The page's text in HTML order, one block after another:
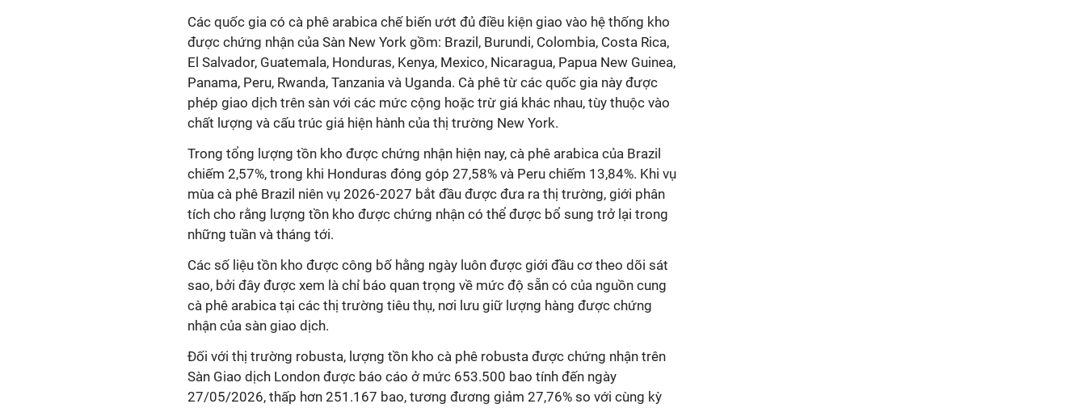
Các quốc gia có cà phê arabica chế biến ướt đủ điều kiện giao vào hệ thống kho
được chứng nhận của Sàn New York gồm: Brazil, Burundi, Colombia, Costa Rica,
El Salvador, Guatemala, Honduras, Kenya, Mexico, Nicaragua, Papua New Guinea,
Panama, Peru, Rwanda, Tanzania và Uganda. Cà phê từ các quốc gia này được
phép giao dịch trên sàn với các mức cộng hoặc trừ giá khác nhau, tùy thuộc vào
chất lượng và cấu trúc giá hiện hành của thị trường New York.
Trong tổng lượng tồn kho được chứng nhận hiện nay, cà phê arabica của Brazil
chiếm 2,57%, trong khi Honduras đóng góp 27,58% và Peru chiếm 13,84%. Khi vụ
mùa cà phê Brazil niên vụ 2026-2027 bắt đầu được đưa ra thị trường, giới phân
tích cho rằng lượng tồn kho được chứng nhận có thể được bổ sung trở lại trong
những tuần và tháng tới.
Các số liệu tồn kho được công bố hằng ngày luôn được giới đầu cơ theo dõi sát
sao, bởi đây được xem là chỉ báo quan trọng về mức độ sẵn có của nguồn cung
cà phê arabica tại các thị trường tiêu thụ, nơi lưu giữ lượng hàng được chứng
nhận của sàn giao dịch.
Đối với thị trường robusta, lượng tồn kho cà phê robusta được chứng nhận trên
Sàn Giao dịch London được báo cáo ở mức 653.500 bao tính đến ngày
27/05/2026, thấp hơn 251.167 bao, tương đương giảm 27,76% so với cùng kỳ